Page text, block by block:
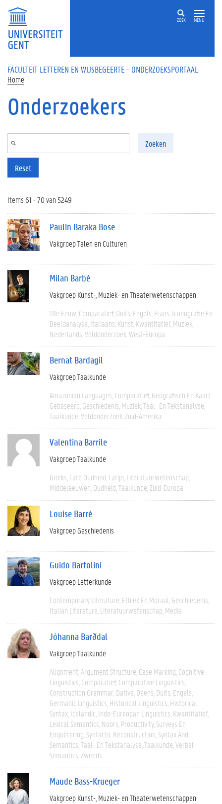
Overslaan en naar de inhoud gaan
ZOEK MENU
FACULTEIT LETTEREN EN WIJSBEGEERTE - ONDERZOEKSPORTAAL
Home
Onderzoekers
Zoeken
Reset
Items 61 - 70 van 5249
Paulin Baraka Bose
Vakgroep Talen en Culturen
Milan Barbé
Vakgroep Kunst-, Muziek- en Theaterwetenschappen
18e Eeuw Comparatief Duits Engels Frans Iconografie En
Beeldanalyse Italiaans Kunst Kwantitatief Muziek
Nederlands Veldonderzoek West-Europa
Bernat Bardagil
Vakgroep Taalkunde
Amazonian Languages Comparatief Geografisch En Kaart
Gebaseerd Geschiedenis Muziek Taal- En Tekstanalyse
Taalkunde Veldonderzoek Zuid-Amerika
Valentina Barrile
Vakgroep Taalkunde
Grieks Late Oudheid Latijn Literatuurwetenschap
Middeleeuwen Oudheid Taalkunde Zuid-Europa
Louise Barré
Vakgroep Geschiedenis
Guido Bartolini
Vakgroep Letterkunde
Contemporary Literature Ethiek En Moraal Geschiedenis
Italian Literature Literatuurwetenschap Media
Jóhanna Barðdal
Vakgroep Taalkunde
Alignment Argument Structure Case Marking Cognitive
Linguistics Comparatief Comparative Linguistics
Construction Grammar Dative Deens Duits Engels
Germanic Linguistics Historical Linguistics Historical
Syntax Icelandic Indo-Eureopan Linguistics Kwantitatief
Lexical Semantics Noors Productivity Surveys En
Enquêtering Syntactic Reconstruction Syntax And
Semantics Taal- En Tekstanalyse Taalkunde Verbal
Semantics Zweeds
Maude Bass-Krueger
Vakgroep Kunst-, Muziek- en Theaterwetenschappen